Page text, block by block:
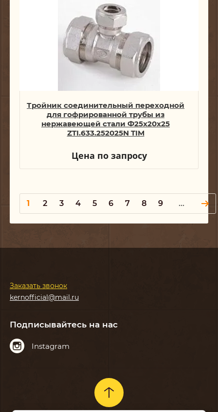
Тройник соединительный переходной
для гофрированной трубы из
нержавеющей стали Ф25x20x25
ZTI.633.252025N TIM
Цена по запросу
1 2 3 4 5 6 7 8 9 ...
Заказать звонок
kernofficial@mail.ru
Подписывайтесь на нас
Instagram